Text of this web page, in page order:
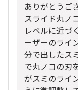
ありがとうご
スライド丸ノ
レベルに近づ
ーザーのライ
分で出したス
で丸ノコの刃
がスミのライ